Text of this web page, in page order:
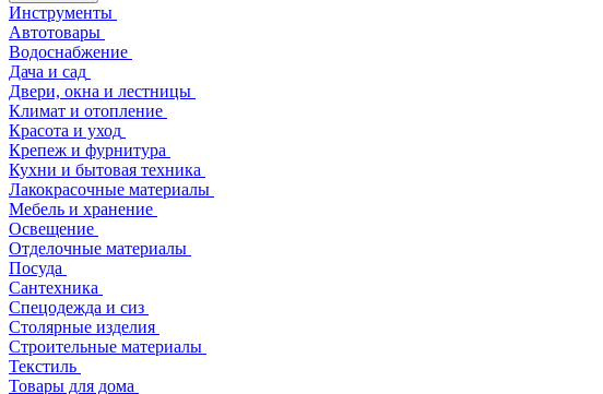
Инструменты
Автотовары
Водоснабжение
Дача и сад
Двери, окна и лестницы
Климат и отопление
Красота и уход
Крепеж и фурнитура
Кухни и бытовая техника
Лакокрасочные материалы
Мебель и хранение
Освещение
Отделочные материалы
Посуда
Сантехника
Спецодежда и сиз
Столярные изделия
Строительные материалы
Текстиль
Товары для дома